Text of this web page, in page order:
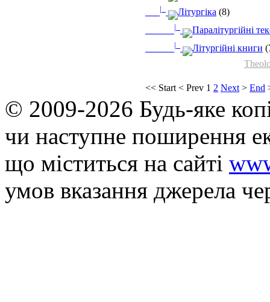
<< Start < Prev 1 2 Next > End
|_ Літургіка (8)
|_ Паралітургійні
|_ Літургійні книги
© 2009-2026 Будь-яке
чи наступне поширення
що мiститься на сайті
умов вказання джерела